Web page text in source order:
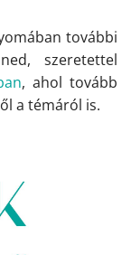
további
szeretettel
, ahol tovább
a témáról is.